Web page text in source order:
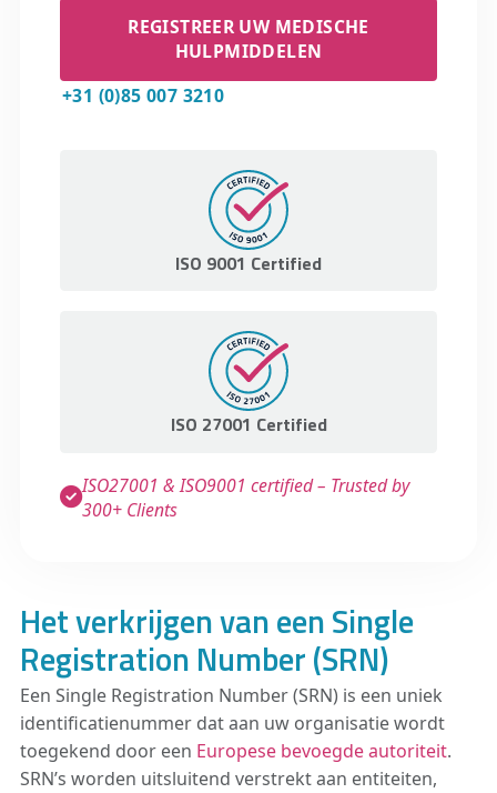
REGISTREER UW MEDISCHE
HULPMIDDELEN
+31 (0)85 007 3210
ISO 9001 Certified
ISO 27001 Certified
ISO27001 & ISO9001 certified – Trusted by
300+ Clients
Het verkrijgen van een Single
Registration Number (SRN)
Een Single Registration Number (SRN) is een uniek
identificatienummer dat aan uw organisatie wordt
toegekend door een Europese bevoegde autoriteit.
SRN’s worden uitsluitend verstrekt aan entiteiten,